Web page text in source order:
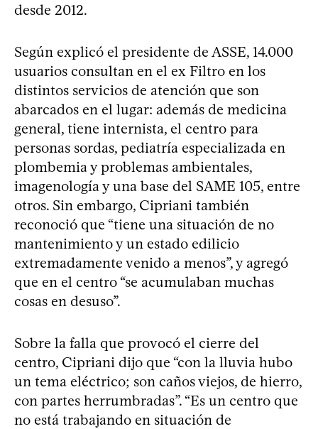
desde 2012.
Según explicó el presidente de ASSE, 14.000
usuarios consultan en el ex Filtro en los
distintos servicios de atención que son
abarcados en el lugar: además de medicina
general, tiene internista, el centro para
personas sordas, pediatría especializada en
plombemia y problemas ambientales,
imagenología y una base del SAME 105, entre
otros. Sin embargo, Cipriani también
reconoció que “tiene una situación de no
mantenimiento y un estado edilicio
extremadamente venido a menos”, y agregó
que en el centro “se acumulaban muchas
cosas en desuso”.
Sobre la falla que provocó el cierre del
centro, Cipriani dijo que “con la lluvia hubo
un tema eléctrico; son caños viejos, de hierro,
con partes herrumbradas”. “Es un centro que
no está trabajando en situación de